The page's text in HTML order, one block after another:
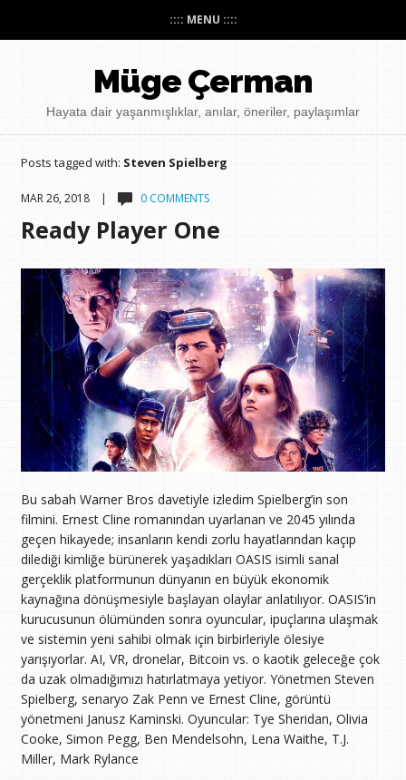
:::: MENU ::::
Müge Çerman
Hayata dair yaşanmışlıklar, anılar, öneriler, paylaşımlar
Posts tagged with: Steven Spielberg
MAR 26, 2018 | 0 COMMENTS
Ready Player One
Bu sabah Warner Bros davetiyle izledim Spielberg’in son
filmini. Ernest Cline romanından uyarlanan ve 2045 yılında
geçen hikayede; insanların kendi zorlu hayatlarından kaçıp
dilediği kimliğe bürünerek yaşadıkları OASIS isimli sanal
gerçeklik platformunun dünyanın en büyük ekonomik
kaynağına dönüşmesiyle başlayan olaylar anlatılıyor. OASIS’in
kurucusunun ölümünden sonra oyuncular, ipuçlarına ulaşmak
ve sistemin yeni sahibi olmak için birbirleriyle ölesiye
yarışıyorlar. AI, VR, dronelar, Bitcoin vs. o kaotik geleceğe çok
da uzak olmadığımızı hatırlatmaya yetiyor. Yönetmen Steven
Spielberg, senaryo Zak Penn ve Ernest Cline, görüntü
yönetmeni Janusz Kaminski. Oyuncular: Tye Sheridan, Olivia
Cooke, Simon Pegg, Ben Mendelsohn, Lena Waithe, T.J.
Miller, Mark Rylance